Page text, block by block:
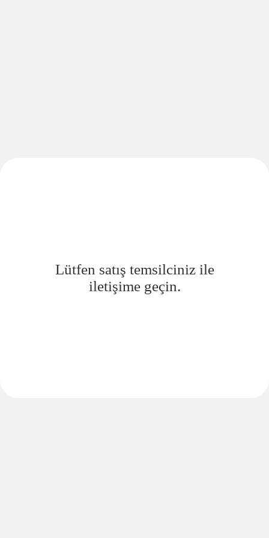
Lütfen satış temsilciniz ile
iletişime geçin.